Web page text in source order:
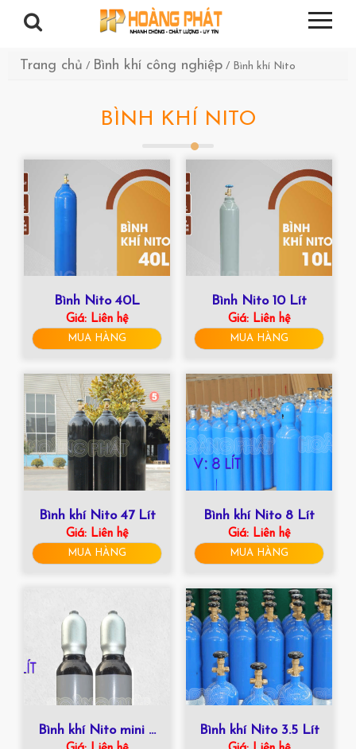
Trang chủ / Bình khí công nghiệp / Bình khí Nito
BÌNH KHÍ NITO
Bình Nito 40L
Giá:Liên hệ
MUA HÀNG
Bình Nito 10 Lít
Giá:Liên hệ
MUA HÀNG
Bình khí Nito 47 Lít
Giá:Liên hệ
MUA HÀNG
Bình khí Nito 8 Lít
Giá:Liên hệ
MUA HÀNG
Bình khí Nito mini 5
Bình khí Nito 3.5 Lít